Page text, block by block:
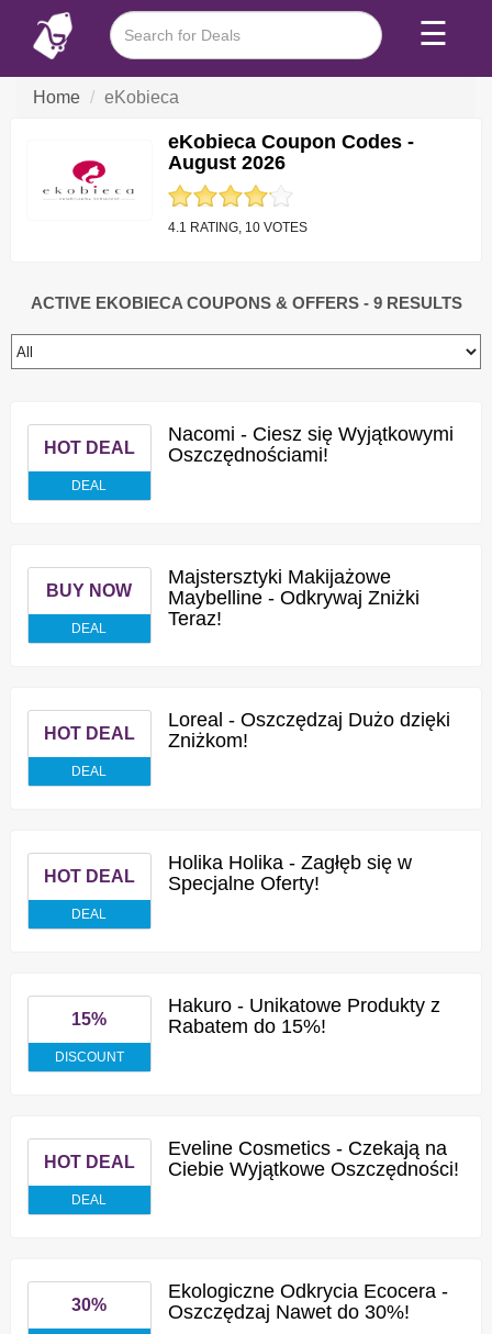
☰
Home eKobieca
eKobieca Coupon Codes -
August 2026
4.1 RATING, 10 VOTES
ACTIVE EKOBIECA COUPONS & OFFERS - 9 RESULTS
HOT DEAL
DEAL
Nacomi - Ciesz się Wyjątkowymi
Oszczędnościami!
BUY NOW
DEAL
Majstersztyki Makijażowe
Maybelline - Odkrywaj Zniżki
Teraz!
HOT DEAL
DEAL
Loreal - Oszczędzaj Dużo dzięki
Zniżkom!
HOT DEAL
DEAL
Holika Holika - Zagłęb się w
Specjalne Oferty!
15%
DISCOUNT
Hakuro - Unikatowe Produkty z
Rabatem do 15%!
HOT DEAL
DEAL
Eveline Cosmetics - Czekają na
Ciebie Wyjątkowe Oszczędności!
30%
Ekologiczne Odkrycia Ecocera -
Oszczędzaj Nawet do 30%!